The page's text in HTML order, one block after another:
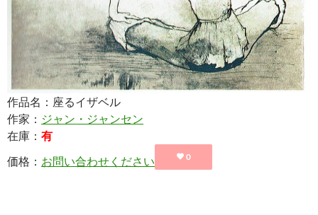
作品名：座るイザベル
作家： ジャン・ジャンセン
在庫： 有
価格： お問い合わせください 0